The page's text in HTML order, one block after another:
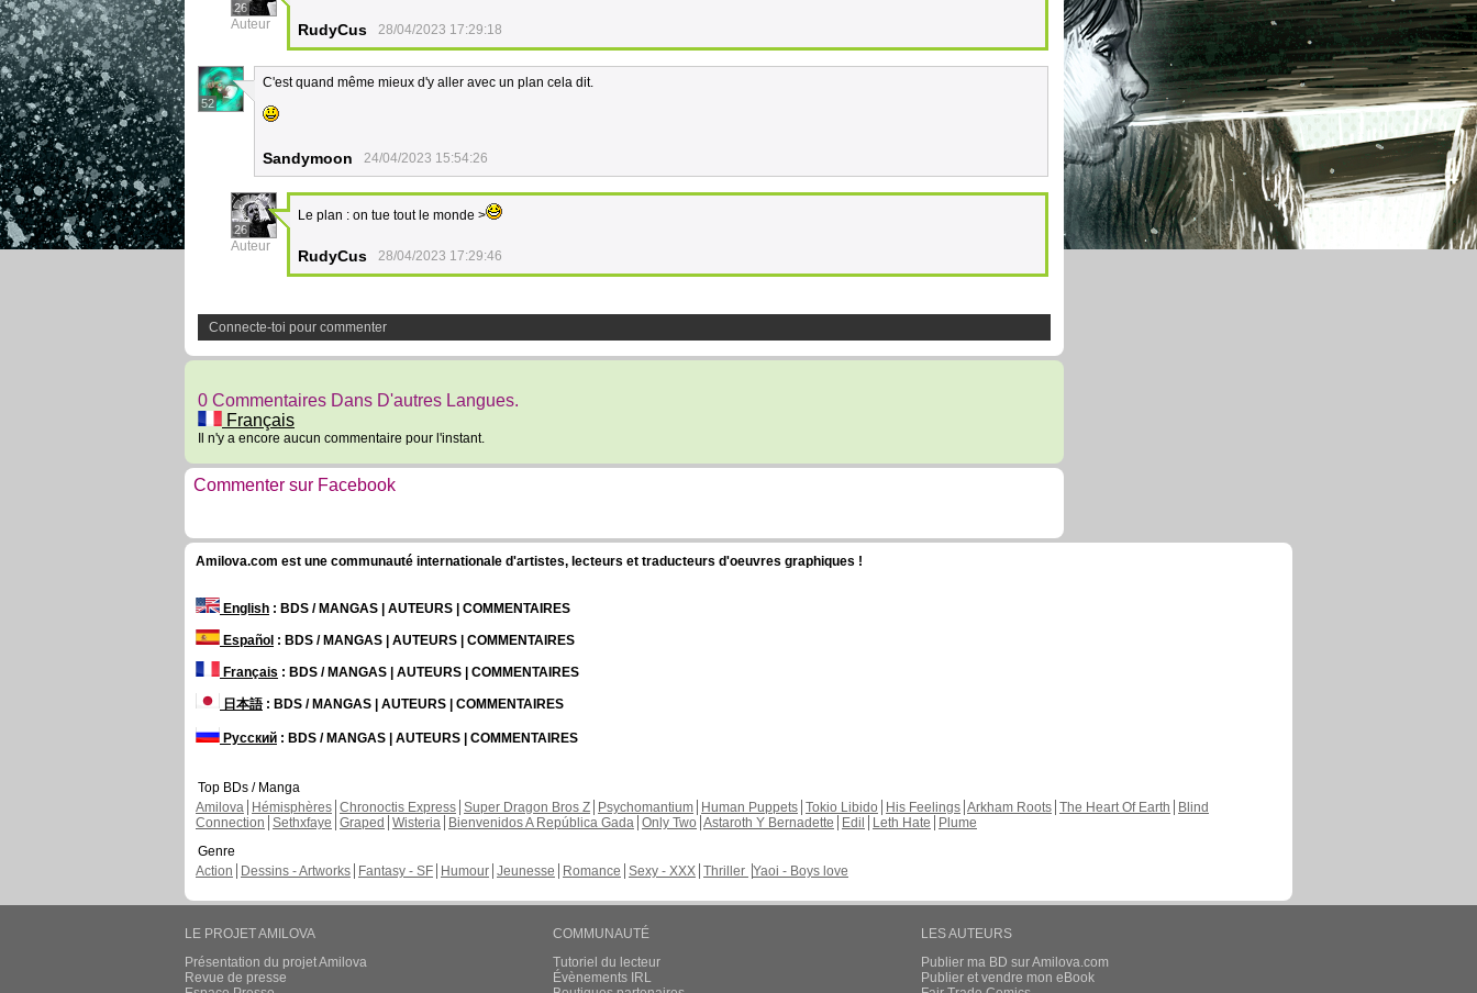
26
Auteur RudyCus 28/04/2023 17:29:18
52
C'est quand même mieux d'y aller avec un plan cela dit.
Sandymoon 24/04/2023 15:54:26
26
Auteur
Le plan : on tue tout le monde >
RudyCus 28/04/2023 17:29:46
Connecte-toi pour commenter
0 Commentaires Dans D'autres Langues.
Français
Il n'y a encore aucun commentaire pour l'instant.
Commenter sur Facebook
Amilova.com est une communauté internationale d'artistes, lecteurs et traducteurs d'oeuvres graphiques !
English : BDS / MANGAS | AUTEURS | COMMENTAIRES
Español : BDS / MANGAS | AUTEURS | COMMENTAIRES
Français : BDS / MANGAS | AUTEURS | COMMENTAIRES
日本語: BDS / MANGAS | AUTEURS | COMMENTAIRES
Русский : BDS / MANGAS | AUTEURS | COMMENTAIRES
Top BDs / Manga
Amilova
Hémisphères Chronoctis Express Super Dragon Bros Z Psychomantium Human Puppets Tokio Libido His Feelings Arkham Roots The Heart Of Earth
Blind
Connection Sethxfaye Graped Wisteria Bienvenidos A República Gada Only Two Astaroth Y Bernadette Edil Leth Hate
Plume
Genre
Action
Dessins - Artworks Fantasy - SF Humour Jeunesse Romance Sexy - XXX Thriller Yaoi - Boys love
LE PROJET AMILOVA
Présentation du projet Amilova
Revue de presse
COMMUNAUTÉ
Tutoriel du lecteur
Évènements IRL
LES AUTEURS
Publier ma BD sur Amilova.com
Publier et vendre mon eBook